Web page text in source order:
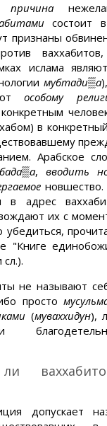
причина
состоит
признаны
ислама
мубтади▒а
особому
в
Арабское
бада▒а,вводить
новшество.
в адрес
их с
"Книге
не называют
просто
(муваххидун),
допускает